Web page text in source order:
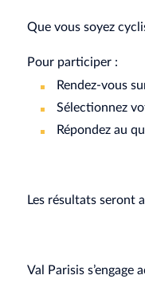
Que vous soyez
Pour participer :
Rendez-vous
Sélectionnez
Répondez au
Les résultats seront
Val Parisis